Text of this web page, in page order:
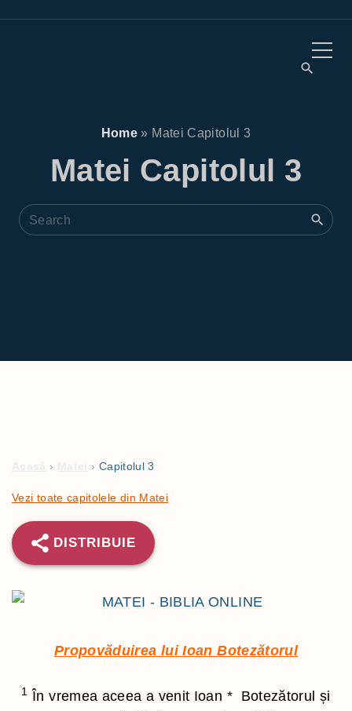
Home » Matei Capitolul 3
Matei Capitolul 3
Acasă › Matei › Capitolul 3
Vezi toate capitolele din Matei
DISTRIBUIE
Propovăduirea lui Ioan Botezătorul
1 În vremea aceea a venit Ioan *Botezătorul și